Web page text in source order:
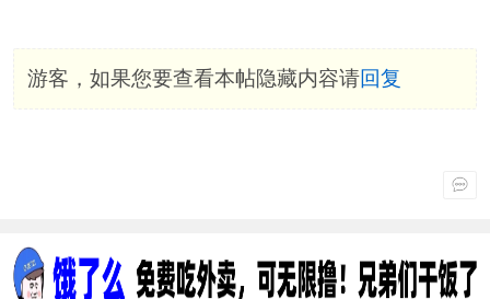
游客，如果您要查看本帖隐藏内容请回复